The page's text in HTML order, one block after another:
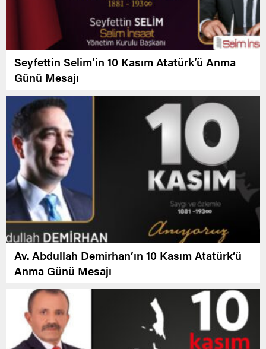
Seyfettin Selim’in 10 Kasım Atatürk’ü Anma
Günü Mesajı
Av. Abdullah Demirhan’ın 10 Kasım Atatürk’ü
Anma Günü Mesajı